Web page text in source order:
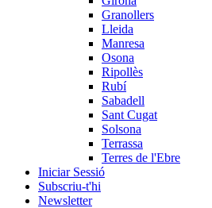
Granollers
Lleida
Manresa
Osona
Ripollès
Rubí
Sabadell
Sant Cugat
Solsona
Terrassa
Terres de l'Ebre
Iniciar Sessió
Subscriu-t'hi
Newsletter